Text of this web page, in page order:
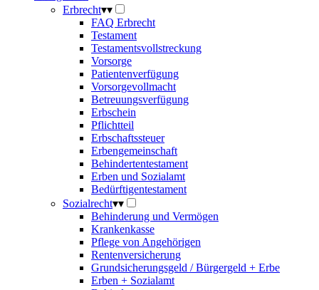
Erbrecht▾▾
FAQ Erbrecht
Testament
Testamentsvollstreckung
Vorsorge
Patientenverfügung
Vorsorgevollmacht
Betreuungsverfügung
Erbschein
Pflichtteil
Erbschaftssteuer
Erbengemeinschaft
Behindertentestament
Erben und Sozialamt
Bedürftigentestament
Sozialrecht▾▾
Behinderung und Vermögen
Krankenkasse
Pflege von Angehörigen
Rentenversicherung
Grundsicherungsgeld / Bürgergeld + Erbe
Erben + Sozialamt